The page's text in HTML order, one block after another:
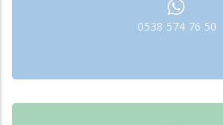
0538 574 76 50